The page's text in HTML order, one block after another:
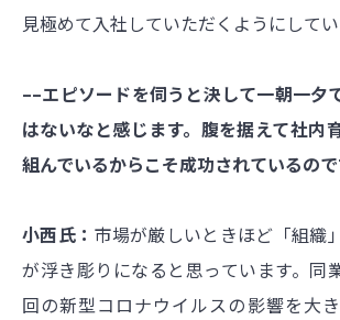
見極めて入社していただくようにしてい
––エピソードを伺うと決して一朝一夕
はないなと感じます。腹を据えて社内
組んでいるからこそ成功されているので
小西氏： 市場が厳しいときほど「組織
が浮き彫りになると思っています。同
回の新型コロナウイルスの影響を大